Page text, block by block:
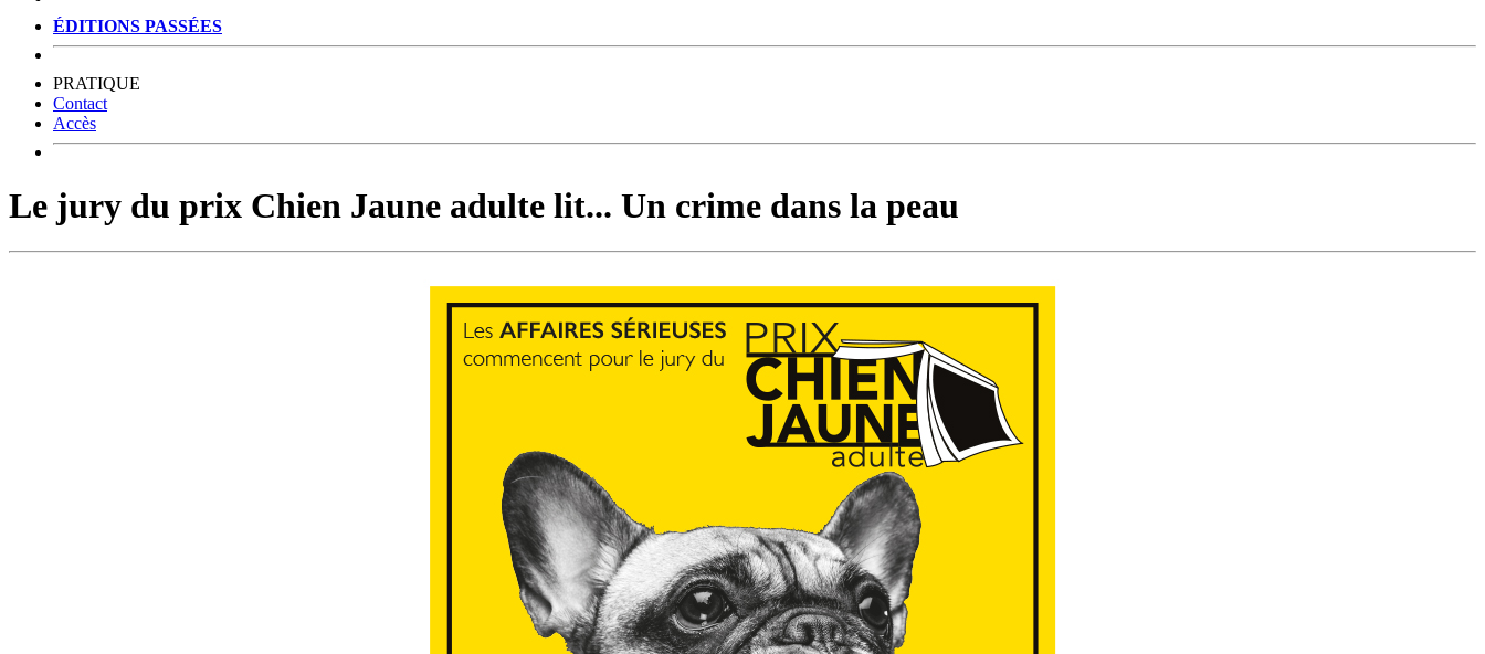
ÉDITIONS PASSÉES
PRATIQUE
Contact
Accès
Le jury du prix Chien Jaune adulte lit... Un crime dans la peau